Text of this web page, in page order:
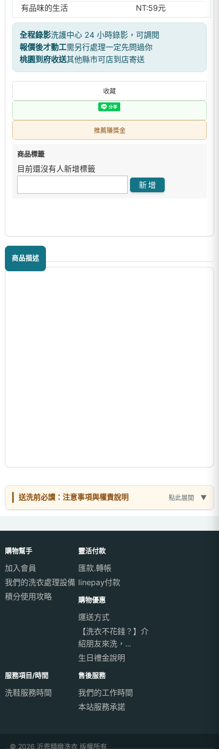
有品味的生活
NT:59元
全程錄影洗護中心 24 小時錄影，可調閱
報價後才動工需另行處理一定先問過你
桃園到府收送其他縣市可店到店寄送
收藏
推薦賺獎金
商品標籤
目前還沒有人新增標籤
商品描述
送洗前必讀：注意事項與權責說明 點此展開
購物幫手
加入會員
我們的洗衣處理設備
積分使用攻略
靈活付款
匯款.轉帳
linepay付款
購物優惠
運送方式
【洗衣不花錢？】介
紹朋友來洗，...
生日禮金說明
服務項目/時間
洗鞋服務時間
售後服務
我們的工作時間
本站服務承諾
© 2026 沂恩精緻洗衣 版權所有